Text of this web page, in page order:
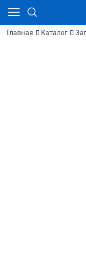
Главная Каталог